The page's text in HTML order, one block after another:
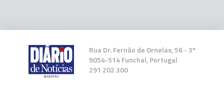
Rua Dr. Fernão de Ornelas, 56 - 3º
9054-514 Funchal, Portugal
291 202 300